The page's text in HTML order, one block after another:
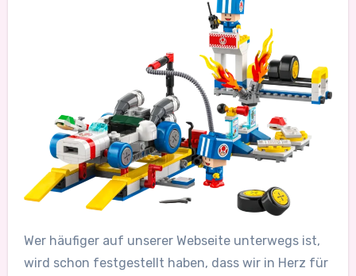
Wer häufiger auf unserer Webseite unterwegs ist,
wird schon festgestellt haben, dass wir in Herz für